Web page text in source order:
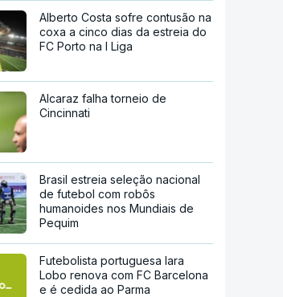
Alberto Costa sofre contusão na
coxa a cinco dias da estreia do
FC Porto na I Liga
Alcaraz falha torneio de
Cincinnati
Brasil estreia seleção nacional
de futebol com robôs
humanoides nos Mundiais de
Pequim
Futebolista portuguesa Iara
Lobo renova com FC Barcelona
e é cedida ao Parma